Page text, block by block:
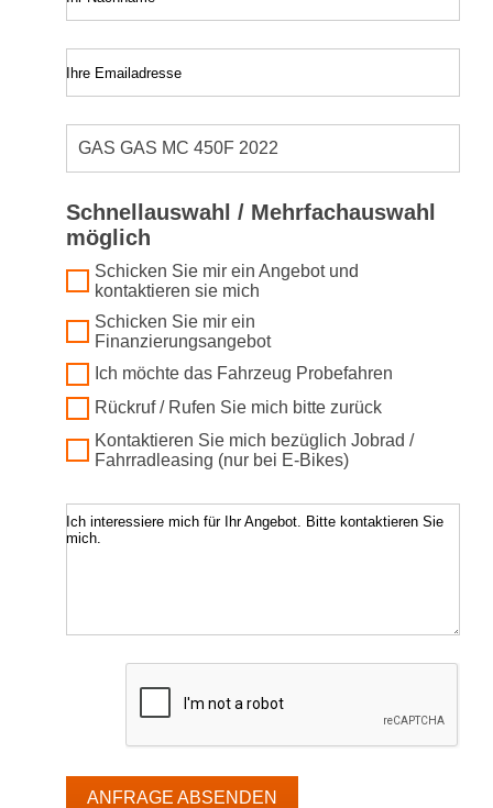
Ihre Emailadresse
Schnellauswahl / Mehrfachauswahl
möglich
Schicken Sie mir ein Angebot und
kontaktieren sie mich
Schicken Sie mir ein
Finanzierungsangebot
Ich möchte das Fahrzeug Probefahren
Rückruf / Rufen Sie mich bitte zurück
Kontaktieren Sie mich bezüglich Jobrad /
Fahrradleasing (nur bei E-Bikes)
Ich interessiere mich für Ihr Angebot. Bitte kontaktieren Sie
mich.
ANFRAGE ABSENDEN